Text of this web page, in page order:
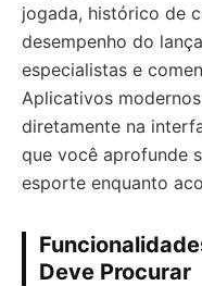
jogada, histórico de
desempenho do
especialistas e
Aplicativos
diretamente na
que você aprofunde
esporte enquanto
Deve Procurar